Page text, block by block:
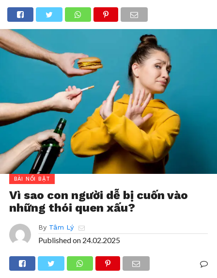
BÀI NỔI BẬT
Vì sao con người dễ bị cuốn vào
những thói quen xấu?
By Tâm Lý
Published on 24.02.2025